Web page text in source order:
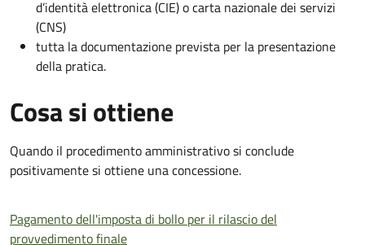
d’identità elettronica (CIE) o carta nazionale dei servizi
(CNS)
tutta la documentazione prevista per la presentazione
della pratica.
Cosa si ottiene
Quando il procedimento amministrativo si conclude
positivamente si ottiene una concessione.
Pagamento dell'imposta di bollo per il rilascio del
provvedimento finale